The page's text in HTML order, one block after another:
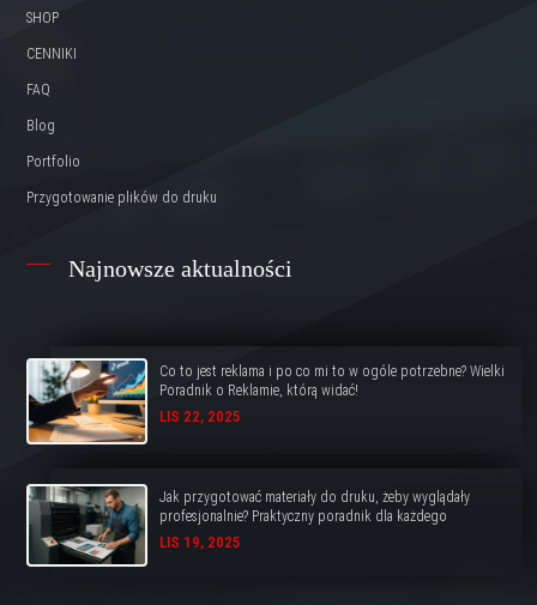
SHOP
CENNIKI
FAQ
Blog
Portfolio
Przygotowanie plików do druku
Najnowsze aktualności
Co to jest reklama i po co mi to w ogóle potrzebne? Wielki
Poradnik o Reklamie, którą widać!
LIS 22, 2025
Jak przygotować materiały do druku, żeby wyglądały
profesjonalnie? Praktyczny poradnik dla każdego
LIS 19, 2025